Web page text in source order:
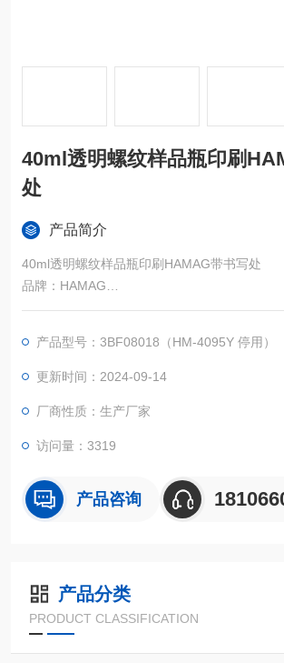
40ml透明螺纹样品瓶印刷
处
产品简介
40ml透明螺纹样品瓶印刷HAMAG带书写处
品牌：HAMAG
容量：40ml,50ml,60ml,
颜色：透明
是否OEM代加工：是
3BF08018（旧 HM-4095Y 停用） 40ml透明螺纹样品瓶印刷HA
产品型号：3BF08018（HM-4095Y 停用）
更新时间：2024-09-14
厂商性质：生产厂家
访问量：3319
产品咨询
产品分类
PRODUCT CLASSIFICATION